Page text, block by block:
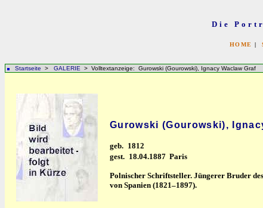
Die
HOME |
Startseite > GALERIE > Volltextanzeige: Gurowski (Gourowski), Ignacy Waclaw Graf
Gurowski (Gourowski),
geb. 1812
gest. 18.04.1887 Paris
Polnischer Schriftsteller. Jüngerer Bruder
von Spanien (1821–1897).